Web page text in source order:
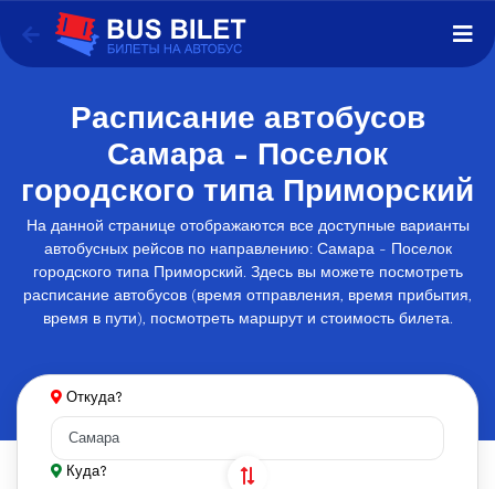
Расписание автобусов
Самара - Поселок
городского типа Приморский
На данной странице отображаются все доступные варианты
автобусных рейсов по направлению: Самара - Поселок
городского типа Приморский. Здесь вы можете посмотреть
расписание автобусов (время отправления, время прибытия,
время в пути), посмотреть маршрут и стоимость билета.
Откуда?
Куда?